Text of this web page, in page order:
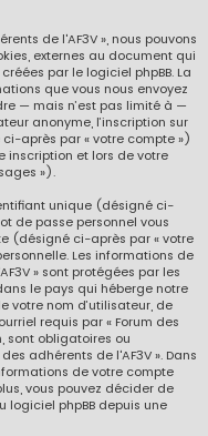
de l'AF3V », nous pouvons
externes au document qui
par le logiciel phpBB. La
que vous nous envoyez
— mais n’est pas limité à —
anonyme, l’inscription sur
après par « votre compte »)
inscription et lors de votre
»).
unique (désigné ci-
de passe personnel vous
(désigné ci-après par « votre
Les informations de
» sont protégées par les
le pays qui héberge notre
votre nom d’utilisateur, de
requis par « Forum des
sont obligatoires ou
adhérents de l'AF3V ». Dans
de votre compte
vous pouvez décider de
logiciel phpBB depuis une